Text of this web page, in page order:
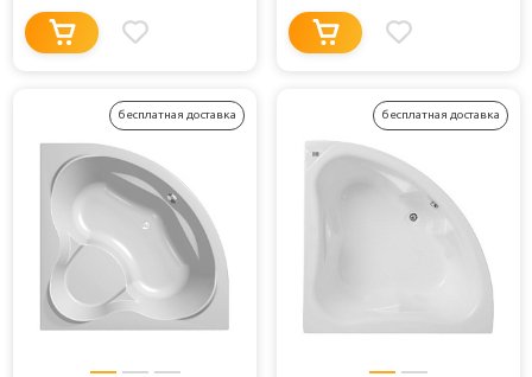
бесплатная доставка бесплатная доставка